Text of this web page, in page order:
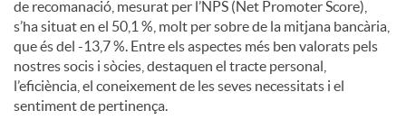
de recomanació, mesurat per l’NPS (Net Promoter Score),
s’ha situat en el 50,1 %, molt per sobre de la mitjana bancària,
que és del -13,7 %. Entre els aspectes més ben valorats pels
nostres socis i sòcies, destaquen el tracte personal,
l’eficiència, el coneixement de les seves necessitats i el
sentiment de pertinença.